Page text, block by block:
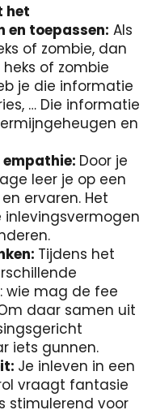
het
en toepassen: Als
of zombie, dan
of zombie
je die informatie
… Die informatie
en
Door je
leer je op een
ervaren. Het
Tijdens het
wie mag de fee
daar samen uit
iets gunnen.
Je inleven in een
vraagt fantasie
stimulerend voor